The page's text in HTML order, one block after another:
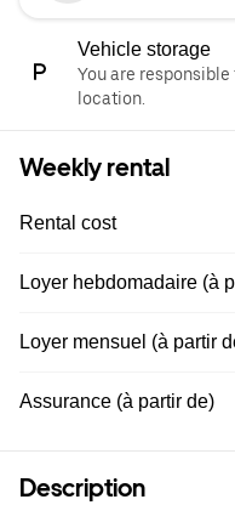
Vehicle storage
You are
location.
Weekly rental
Rental cost
Loyer hebdomadaire (à
Loyer mensuel (à partir
Assurance (à partir de)
Description